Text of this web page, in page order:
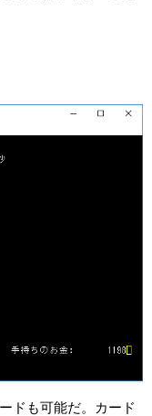
ドも可能だ。カード